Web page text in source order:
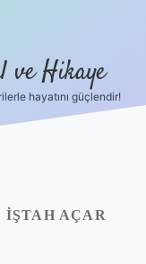
ve Hikaye
hayatını güçlendir!
IŞTAH AÇAR